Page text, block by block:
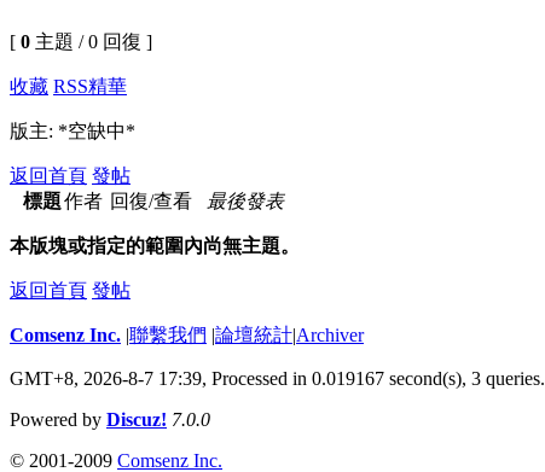
[ 0 主題 / 0 回復 ]
收藏 RSS精華
版主: *空缺中*
返回首頁 發帖
標題作者 回復/查看 最後發表
本版塊或指定的範圍內尚無主題。
返回首頁 發帖
Comsenz Inc. |聯繫我們 |論壇統計|Archiver
GMT+8, 2026-8-7 17:39, Processed in 0.019167 second(s), 3 queries.
Powered by Discuz! 7.0.0
© 2001-2009 Comsenz Inc.